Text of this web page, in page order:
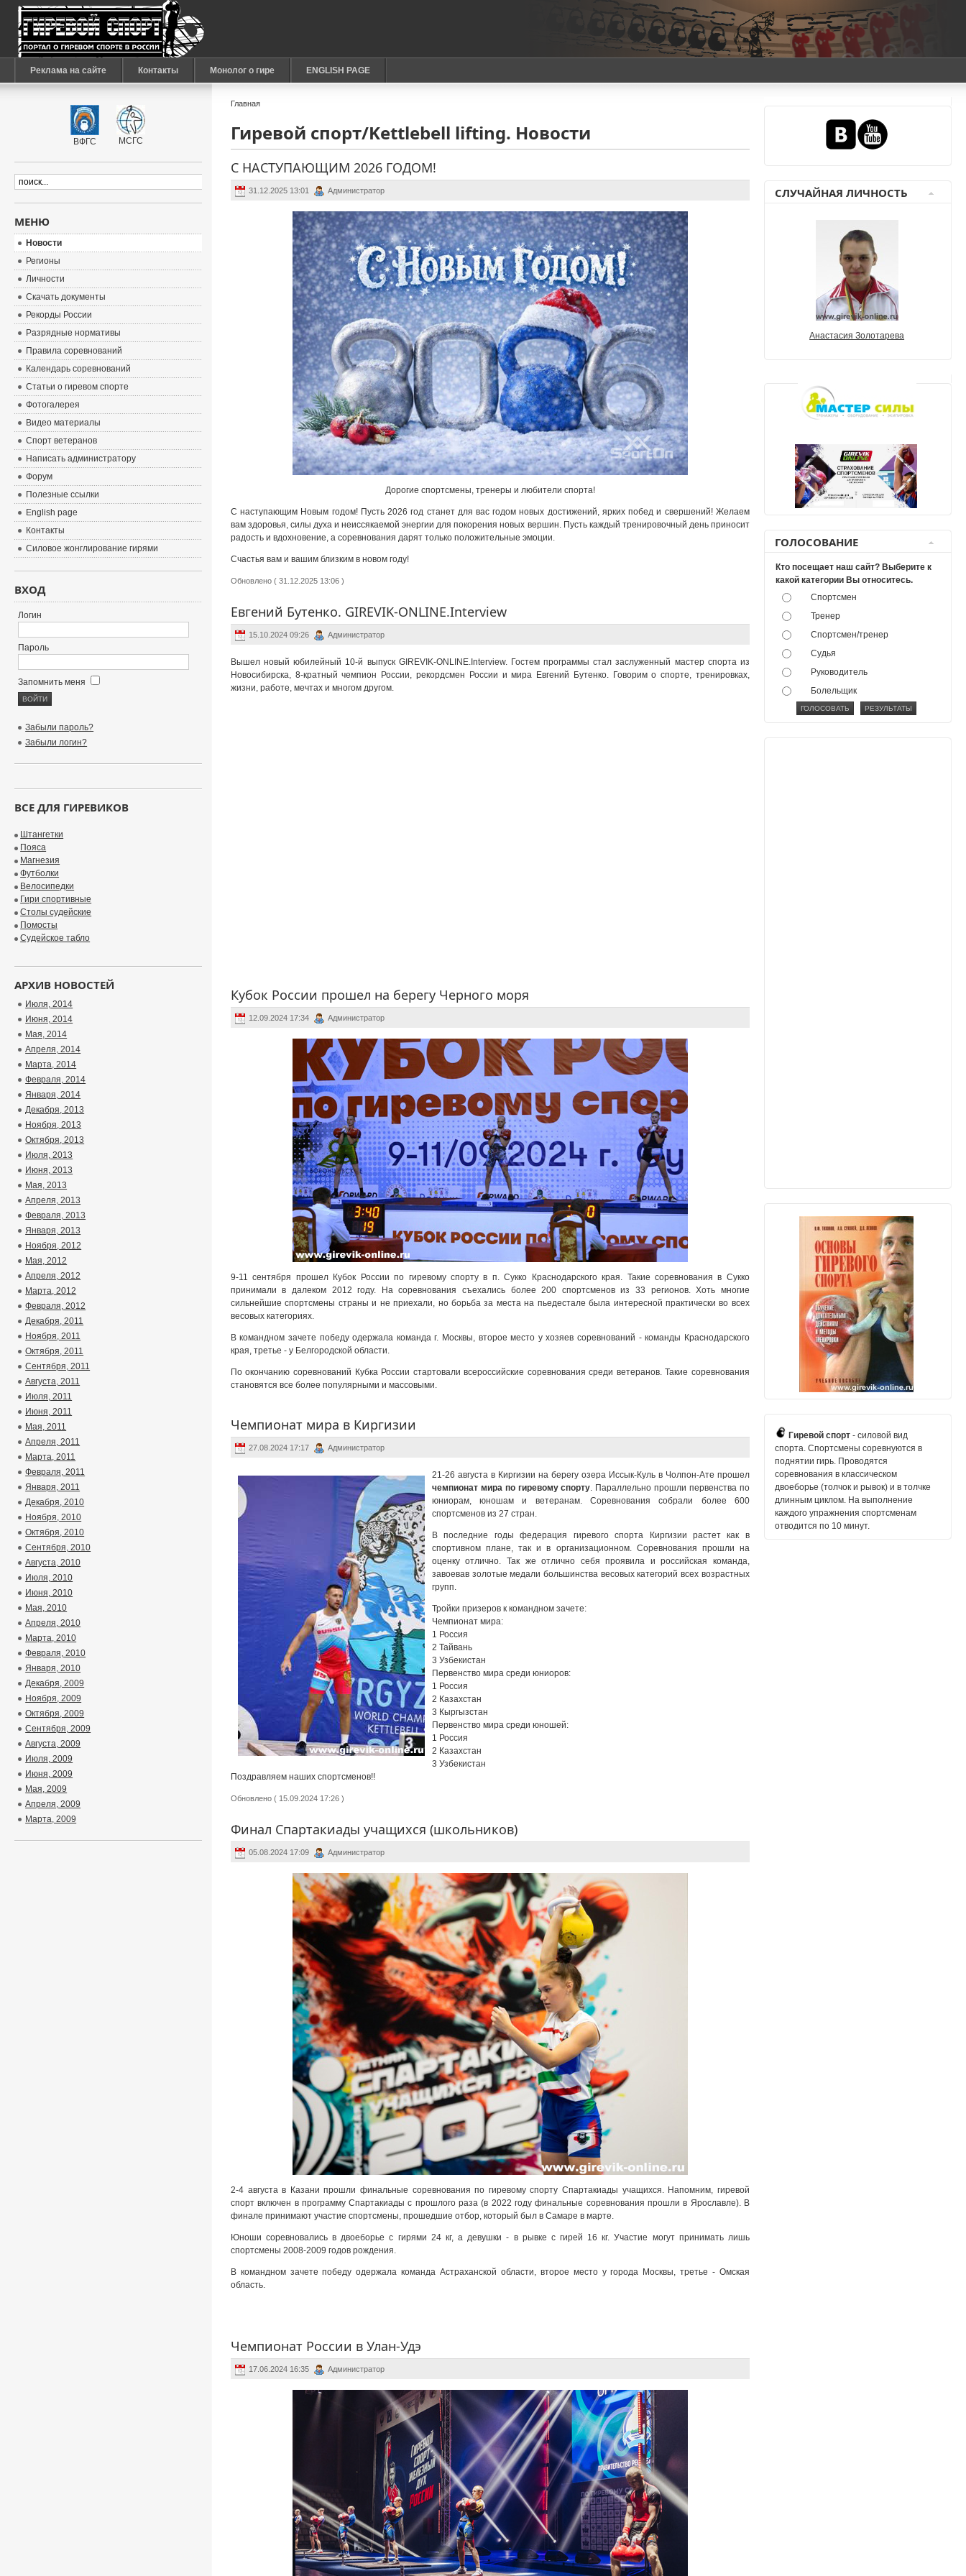
Реклама на сайте Контакты Монолог о гире ENGLISH PAGE
Главная
Гиревой спорт/Kettlebell lifting. Новости
С НАСТУПАЮЩИМ 2026 ГОДОМ!
31.12.2025 13:01 Администратор
Дорогие спортсмены, тренеры и любители спорта!
С наступающим Новым годом! Пусть 2026 год станет для вас годом новых достижений, ярких побед и свершений! Желаем
вам здоровья, силы духа и неиссякаемой энергии для покорения новых вершин. Пусть каждый тренировочный день приносит
радость и вдохновение, а соревнования дарят только положительные эмоции.
Счастья вам и вашим близким в новом году!
Обновлено ( 31.12.2025 13:06 )
Евгений Бутенко. GIREVIK-ONLINE.Interview
15.10.2024 09:26 Администратор
Вышел новый юбилейный 10-й выпуск GIREVIK-ONLINE.Interview. Гостем программы стал заслуженный мастер спорта из
Новосибирска, 8-кратный чемпион России, рекордсмен России и мира Евгений Бутенко. Говорим о спорте, тренировках,
жизни, работе, мечтах и многом другом.
Кубок России прошел на берегу Черного моря
12.09.2024 17:34 Администратор
9-11 сентября прошел Кубок России по гиревому спорту в п. Сукко Краснодарского края. Такие соревнования в Сукко
принимали в далеком 2012 году. На соревнования съехались более 200 спортсменов из 33 регионов. Хоть многие
сильнейшие спортсмены страны и не приехали, но борьба за места на пьедестале была интересной практически во всех
весовых категориях.
В командном зачете победу одержала команда г. Москвы, второе место у хозяев соревнований - команды Краснодарского
края, третье - у Белгородской области.
По окончанию соревнований Кубка России стартовали всероссийские соревнования среди ветеранов. Такие соревнования
становятся все более популярными и массовыми.
Чемпионат мира в Киргизии
27.08.2024 17:17 Администратор
21-26 августа в Киргизии на берегу озера Иссык-Куль в Чолпон-Ате прошел
чемпионат мира по гиревому спорту. Параллельно прошли первенства по
юниорам, юношам и ветеранам. Соревнования собрали более 600
спортсменов из 27 стран.
В последние годы федерация гиревого спорта Киргизии растет как в
спортивном плане, так и в организационном. Соревнования прошли на
оценку отлично. Так же отлично себя проявила и российская команда,
завоевав золотые медали большинства весовых категорий всех возрастных
групп.
Тройки призеров к командном зачете:
Чемпионат мира:
1 Россия
2 Тайвань
3 Узбекистан
Первенство мира среди юниоров:
1 Россия
2 Казахстан
3 Кыргызстан
Первенство мира среди юношей:
1 Россия
2 Казахстан
3 Узбекистан
Поздравляем наших спортсменов!!
Обновлено ( 15.09.2024 17:26 )
Финал Спартакиады учащихся (школьников)
05.08.2024 17:09 Администратор
2-4 августа в Казани прошли финальные соревнования по гиревому спорту Спартакиады учащихся. Напомним, гиревой
спорт включен в программу Спартакиады с прошлого раза (в 2022 году финальные соревнования прошли в Ярославле). В
финале принимают участие спортсмены, прошедшие отбор, который был в Самаре в марте.
Юноши соревновались в двоеборье с гирями 24 кг, а девушки - в рывке с гирей 16 кг. Участие могут принимать лишь
спортсмены 2008-2009 годов рождения.
В командном зачете победу одержала команда Астраханской области, второе место у города Москвы, третье - Омская
область.
Чемпионат России в Улан-Удэ
17.06.2024 16:35 Администратор
ВФГС МСГС
МЕНЮ
Новости
Регионы
Личности
Скачать документы
Рекорды России
Разрядные нормативы
Правила соревнований
Календарь соревнований
Статьи о гиревом спорте
Фотогалерея
Видео материалы
Спорт ветеранов
Написать администратору
Форум
Полезные ссылки
English page
Контакты
Силовое жонглирование гирями
ВХОД
Логин
Пароль
Запомнить меня
Забыли пароль?
Забыли логин?
ВСЕ ДЛЯ ГИРЕВИКОВ
Штангетки
Пояса
Магнезия
Футболки
Велосипедки
Гири спортивные
Столы судейские
Помосты
Судейское табло
АРХИВ НОВОСТЕЙ
Июля, 2014
Июня, 2014
Мая, 2014
Апреля, 2014
Марта, 2014
Февраля, 2014
Января, 2014
Декабря, 2013
Ноября, 2013
Октября, 2013
Июля, 2013
Июня, 2013
Мая, 2013
Апреля, 2013
Февраля, 2013
Января, 2013
Ноября, 2012
Мая, 2012
Апреля, 2012
Марта, 2012
Февраля, 2012
Декабря, 2011
Ноября, 2011
Октября, 2011
Сентября, 2011
Августа, 2011
Июля, 2011
Июня, 2011
Мая, 2011
Апреля, 2011
Марта, 2011
Февраля, 2011
Января, 2011
Декабря, 2010
Ноября, 2010
Октября, 2010
Сентября, 2010
Августа, 2010
Июля, 2010
Июня, 2010
Мая, 2010
Апреля, 2010
Марта, 2010
Февраля, 2010
Января, 2010
Декабря, 2009
Ноября, 2009
Октября, 2009
Сентября, 2009
Августа, 2009
Июля, 2009
Июня, 2009
Мая, 2009
Апреля, 2009
Марта, 2009
СЛУЧАЙНАЯ ЛИЧНОСТЬ
Анастасия Золотарева
ГОЛОСОВАНИЕ
Кто посещает наш сайт? Выберите к
какой категории Вы относитесь.
Спортсмен
Тренер
Спортсмен/тренер
Судья
Руководитель
Болельщик
Гиревой спорт - силовой вид
спорта. Спортсмены соревнуются в
поднятии гирь. Проводятся
соревнования в классическом
двоеборье (толчок и рывок) и в толчке
длинным циклом. На выполнение
каждого упражнения спортсменам
отводится по 10 минут.